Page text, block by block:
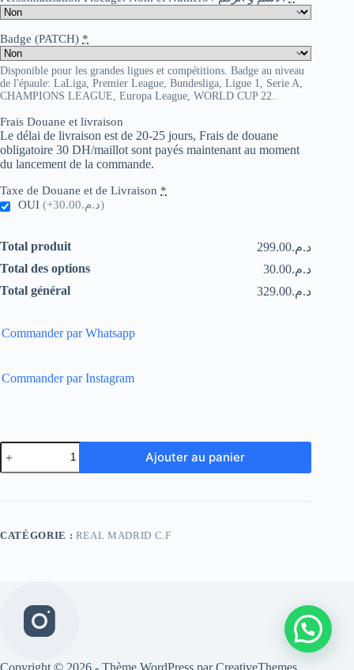
Badge (PATCH) *
Disponible pour les grandes ligues et compétitions. Badge au niveau
de l'épaule: LaLiga, Premier League, Bundesliga, Ligue 1, Serie A,
CHAMPIONS LEAGUE, Europa League, WORLD CUP 22..
Frais Douane et livraison
Le délai de livraison est de 20-25 jours, Frais de douane
obligatoire 30 DH/maillot sont payés maintenant au moment
du lancement de la commande.
Taxe de Douane et de Livraison *
OUI
(+د.م.30.00)
Total produit
د.م.299.00
Total des options
د.م.30.00
Total général
د.م.329.00
Commander par Whatsapp
Commander par Instagram
quantité
de
Real
Retro
Away
Ajouter au panier
CATÉGORIE : REAL MADRID C.F
Copyright © 2026 - Thème WordPress parCreativeThemes